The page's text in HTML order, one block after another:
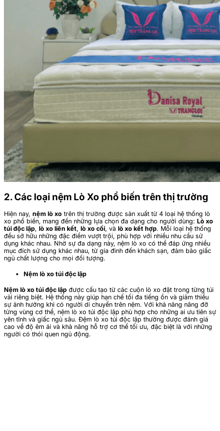
2. Các loại nệm Lò Xo phổ biến trên thị trường
Hiện nay, nệm lò xo trên thị trường được sản xuất từ 4 loại hệ thống lò
xo phổ biến, mang đến những lựa chọn đa dạng cho người dùng: Lò xo
túi độc lập, lò xo liên kết, lò xo cối, và lò xo kết hợp. Mỗi loại hệ thống
đều sở hữu những đặc điểm vượt trội, phù hợp với nhiều nhu cầu sử
dụng khác nhau. Nhờ sự đa dạng này, nệm lò xo có thể đáp ứng nhiều
mục đích sử dụng khác nhau, từ gia đình đến khách sạn, đảm bảo giấc
ngủ chất lượng cho mọi đối tượng.
Nệm lò xo túi độc lập
Nệm lò xo túi độc lập được cấu tạo từ các cuộn lò xo đặt trong từng túi
vải riêng biệt. Hệ thống này giúp hạn chế tối đa tiếng ồn và giảm thiểu
sự ảnh hưởng khi có người di chuyển trên nệm. Với khả năng nâng đỡ
từng vùng cơ thể, nệm lò xo túi độc lập phù hợp cho những ai ưu tiên sự
yên tĩnh và giấc ngủ sâu. Đệm lò xo túi độc lập thường được đánh giá
cao về độ êm ái và khả năng hỗ trợ cơ thể tối ưu, đặc biệt là với những
người có thói quen ngủ động.